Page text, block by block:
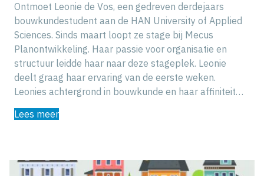
Ontmoet Leonie de Vos, een gedreven derdejaars
bouwkundestudent aan de HAN University of Applied
Sciences. Sinds maart loopt ze stage bij Mecus
Planontwikkeling. Haar passie voor organisatie en
structuur leidde haar naar deze stageplek. Leonie
deelt graag haar ervaring van de eerste weken.
Leonies achtergrond in bouwkunde en haar affiniteit…
Lees meer